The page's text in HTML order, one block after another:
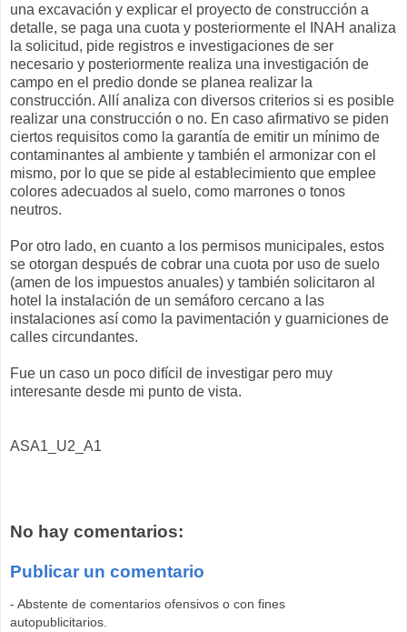
una excavación y explicar el proyecto de construcción a
detalle, se paga una cuota y posteriormente el INAH analiza
la solicitud, pide registros e investigaciones de ser
necesario y posteriormente realiza una investigación de
campo en el predio donde se planea realizar la
construcción. Allí analiza con diversos criterios si es posible
realizar una construcción o no. En caso afirmativo se piden
ciertos requisitos como la garantía de emitir un mínimo de
contaminantes al ambiente y también el armonizar con el
mismo, por lo que se pide al establecimiento que emplee
colores adecuados al suelo, como marrones o tonos
neutros.
Por otro lado, en cuanto a los permisos municipales, estos
se otorgan después de cobrar una cuota por uso de suelo
(amen de los impuestos anuales) y también solicitaron al
hotel la instalación de un semáforo cercano a las
instalaciones así como la pavimentación y guarniciones de
calles circundantes.
Fue un caso un poco difícil de investigar pero muy
interesante desde mi punto de vista.
ASA1_U2_A1
No hay comentarios:
Publicar un comentario
- Abstente de comentarios ofensivos o con fines
autopublicitarios.